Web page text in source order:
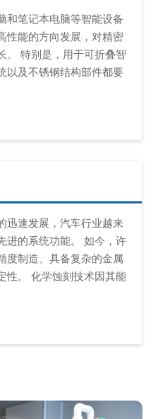
和笔记本电脑等智能设备
性能的方向发展，对精密
。 特别是，用于可折叠智
以及不锈钢结构部件都要
迅速发展，汽车行业越来
进的系统功能。 如今，许
度制造、具备复杂的金属
性。 化学蚀刻技术因其能